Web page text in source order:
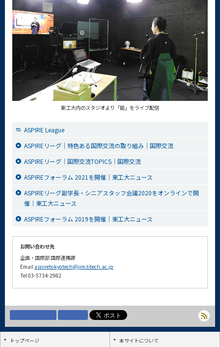
東工大内のスタジオより「能」をライブ配信
ASPIRE League
ASPIREリーグ｜特色ある国際交流の取り組み｜国際交流
ASPIREリーグ｜国際交流TOPICS｜国際交流
ASPIREフォーラム 2021を開催｜東工大ニュース
ASPIREリーグ副学長・シニアスタッフ会議2020をオンラインで開
催｜東工大ニュース
ASPIREフォーラム 2019を開催｜東工大ニュース
お問い合わせ先
企画・国際部 国際連携課
Email aspiretokyotech@jim.titech.ac.jp
Tel 03-5734-2982
トップページ 本サイトについて